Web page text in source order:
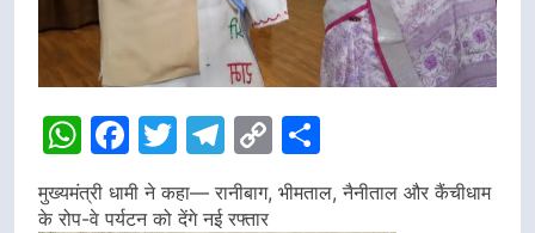
WhatsApp
Facebook
Twitter
Telegram
Copy
Link
मुख्यमंत्री धामी ने कहा— रानीबाग, भीमताल, नैनीताल और कैंचीधाम
के रोप-वे पर्यटन को देंगे नई रफ्तार